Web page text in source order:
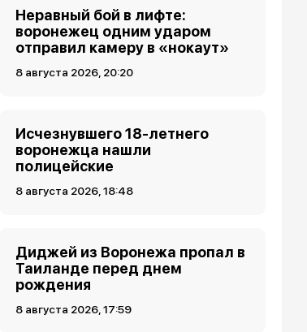
Неравный бой в лифте:
воронежец одним ударом
отправил камеру в «нокаут»
8 августа 2026, 20:20
Исчезнувшего 18-летнего
воронежца нашли
полицейские
8 августа 2026, 18:48
Диджей из Воронежа пропал в
Таиланде перед днем
рождения
8 августа 2026, 17:59